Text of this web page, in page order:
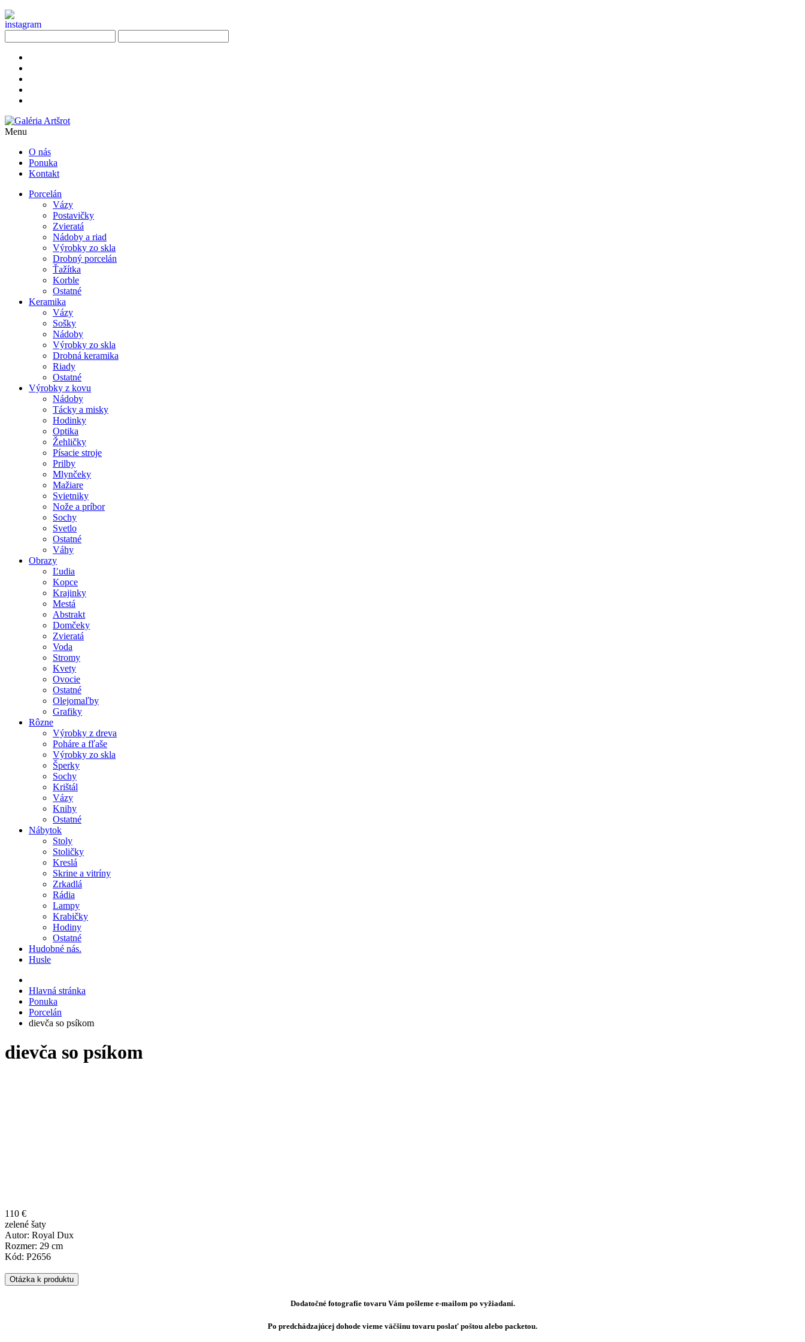
Menu
O nás
Ponuka
Kontakt
Porcelán
Vázy
Postavičky
Zvieratá
Nádoby a riad
Výrobky zo skla
Drobný porcelán
Ťažítka
Korble
Ostatné
Keramika
Vázy
Sošky
Nádoby
Výrobky zo skla
Drobná keramika
Riady
Ostatné
Výrobky z kovu
Nádoby
Tácky a misky
Hodinky
Optika
Žehličky
Písacie stroje
Prilby
Mlynčeky
Mažiare
Svietniky
Nože a príbor
Sochy
Svetlo
Ostatné
Váhy
Obrazy
Ľudia
Kopce
Krajinky
Mestá
Abstrakt
Domčeky
Zvieratá
Voda
Stromy
Kvety
Ovocie
Ostatné
Olejomaľby
Grafiky
Rôzne
Výrobky z dreva
Poháre a fľaše
Výrobky zo skla
Šperky
Sochy
Krištál
Vázy
Knihy
Ostatné
Nábytok
Stoly
Stoličky
Kreslá
Skrine a vitríny
Zrkadlá
Rádia
Lampy
Krabičky
Hodiny
Ostatné
Hudobné nás.
Husle
Hlavná stránka
Ponuka
Porcelán
dievča so psíkom
dievča so psíkom
110 €
zelené šaty
Autor: Royal Dux
Rozmer: 29 cm
Kód: P2656
Otázka k produktu
Dodatočné fotografie tovaru Vám pošleme e-mailom po vyžiadaní.
Po predchádzajúcej dohode vieme väčšinu tovaru poslať poštou alebo packetou.